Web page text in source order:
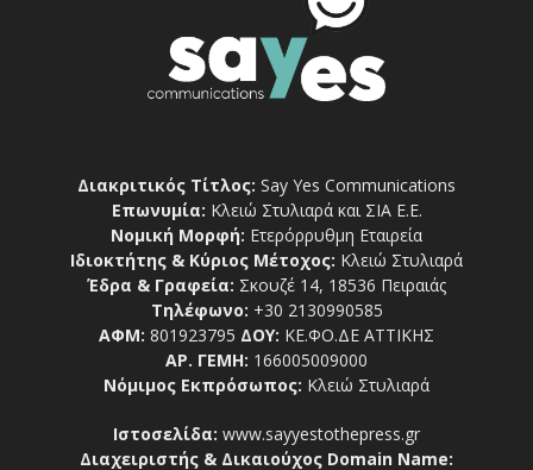
Διακριτικός Τίτλος: Say Yes Communications
Επωνυμία: Κλειώ Στυλιαρά και ΣΙΑ Ε.Ε.
Νομική Μορφή: Ετερόρρυθμη Εταιρεία
Ιδιοκτήτης & Κύριος Μέτοχος: Κλειώ Στυλιαρά
Έδρα & Γραφεία: Σκουζέ 14, 18536 Πειραιάς
Τηλέφωνο: +30 2130990585
ΑΦΜ: 801923795 ΔΟΥ: ΚΕ.ΦΟ.ΔΕ ΑΤΤΙΚΗΣ
ΑΡ. ΓΕΜΗ: 166005009000
Νόμιμος Εκπρόσωπος: Κλειώ Στυλιαρά
Ιστοσελίδα: www.sayyestothepress.gr
Διαχειριστής & Δικαιούχος Domain Name: